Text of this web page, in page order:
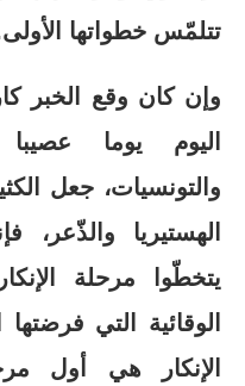
تتلمّس خطواتها
وإن كان وقع الخبر
اليوم يوما
والتونسيات، جعل
الهستيريا والذّعر،
يتخطّوا مرحلة
الوقائية التي
الإنكار هي أول